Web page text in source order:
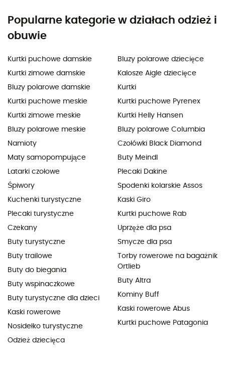
Popularne kategorie w działach odzież i
obuwie
Kurtki puchowe damskie
Kurtki zimowe damskie
Bluzy polarowe damskie
Kurtki puchowe meskie
Kurtki zimowe meskie
Bluzy polarowe meskie
Namioty
Maty samopompujące
Latarki czołowe
Śpiwory
Kuchenki turystyczne
Plecaki turystyczne
Czekany
Buty turystyczne
Buty trailowe
Buty do biegania
Buty wspinaczkowe
Buty turystyczne dla dzieci
Kaski rowerowe
Nosidełko turystyczne
Odzież dziecięca
Bluzy polarowe dziecięce
Kalosze Aigle dziecięce
Kurtki
Kurtki puchowe Pyrenex
Kurtki Helly Hansen
Bluzy polarowe Columbia
Czołówki Black Diamond
Buty Meindl
Plecaki Dakine
Spodenki kolarskie Assos
Kaski Giro
Kurtki puchowe Rab
Uprzęże dla psa
Smycze dla psa
Torby rowerowe na bagażnik
Ortlieb
Buty Altra
Kominy Buff
Kaski rowerowe Abus
Kurtki puchowe Patagonia